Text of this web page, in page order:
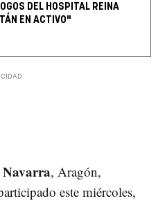
DEL HOSPITAL REINA
EN ACTIVO"
Navarra, Aragón,
este miércoles,